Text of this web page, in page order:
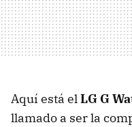
Aquí está elLG G
llamado a ser la